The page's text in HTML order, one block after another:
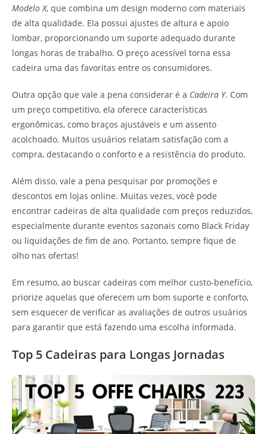
Modelo X, que combina um design moderno com materiais
de alta qualidade. Ela possui ajustes de altura e apoio
lombar, proporcionando um suporte adequado durante
longas horas de trabalho. O preço acessível torna essa
cadeira uma das favoritas entre os consumidores.
Outra opção que vale a pena considerar é a Cadeira Y. Com
um preço competitivo, ela oferece características
ergonômicas, como braços ajustáveis e um assento
acolchoado. Muitos usuários relatam satisfação com a
compra, destacando o conforto e a resistência do produto.
Além disso, vale a pena pesquisar por promoções e
descontos em lojas online. Muitas vezes, você pode
encontrar cadeiras de alta qualidade com preços reduzidos,
especialmente durante eventos sazonais como Black Friday
ou liquidações de fim de ano. Portanto, sempre fique de
olho nas ofertas!
Em resumo, ao buscar cadeiras com melhor custo-benefício,
priorize aquelas que oferecem um bom suporte e conforto,
sem esquecer de verificar as avaliações de outros usuários
para garantir que está fazendo uma escolha informada.
Top 5 Cadeiras para Longas Jornadas